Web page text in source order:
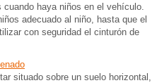
haya niños en el vehículo.
adecuado al niño, hasta que el
con seguridad el cinturón de
situado sobre un suelo horizontal,